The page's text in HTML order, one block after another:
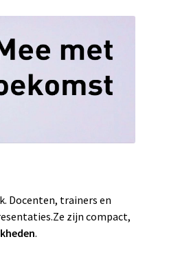
Docenten, trainers en
zijn compact,
.